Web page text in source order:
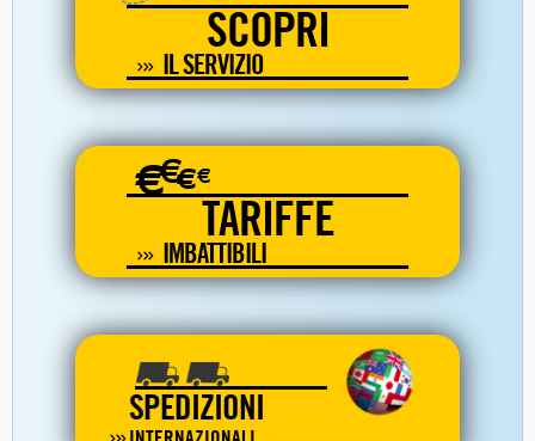
SCOPRI
IL SERVIZIO
€€€€
TARIFFE
IMBATTIBILI
SPEDIZIONI